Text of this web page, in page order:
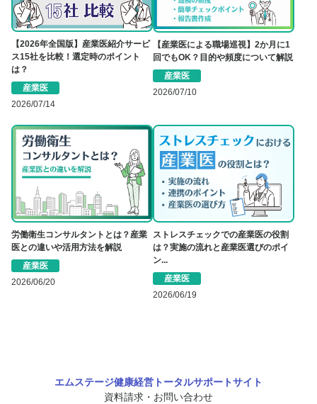
【2026年全国版】産業医紹介サービ
ス15社を比較！選定時のポイント
は？
産業医
2026/07/14
【産業医による職場巡視】2か月に1
回でもOK？目的や頻度について解説
産業医
2026/07/10
労働衛生コンサルタントとは？産業
医との違いや活用方法を解説
産業医
2026/06/20
ストレスチェックでの産業医の役割
は？実施の流れと産業医選びのポイ
ン...
産業医
2026/06/19
エムステージ健康経営トータルサポートサイト
資料請求・お問い合わせ